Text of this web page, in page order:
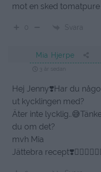
mot en sked
0 Svara
Mia Hjerpe
3 år sedan
Hej Jenny❣️Har du
ut kycklingen med?
Äter inte
du om det?
mvh Mia
Jättebra